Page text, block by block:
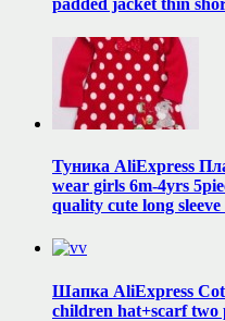
Туника AliExpress
wear girls 6m-4yrs
quality cute long
Шапка AliExpress
children hat+scarf two